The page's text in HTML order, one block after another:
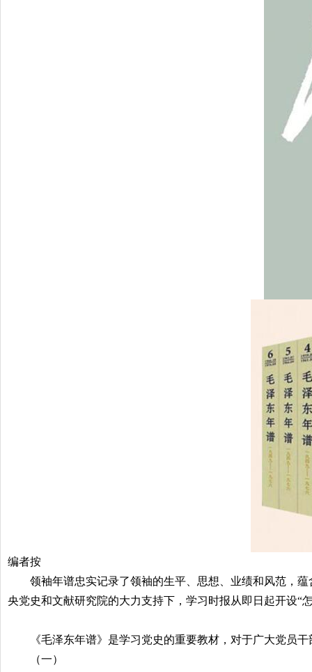
编者按
领袖年谱忠实记录了领袖的生平、思想、业绩和风范，蕴
央党史和文献研究院的大力支持下，学习时报从即日起开设“
《毛泽东年谱》是学习党史的重要教材，对于广大党员干
（一）